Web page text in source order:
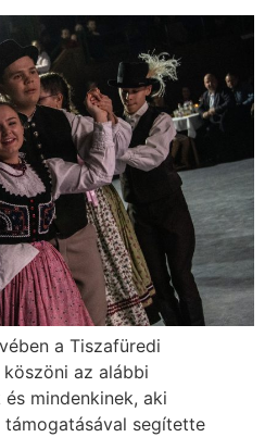
a Tiszafüredi
az alábbi
mindenkinek, aki
segítette